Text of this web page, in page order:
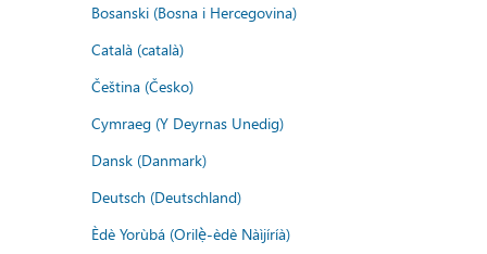
Bosanski (Bosna i Hercegovina)
Català (català)
Čeština (Česko)
Cymraeg (Y Deyrnas Unedig)
Dansk (Danmark)
Deutsch (Deutschland)
Èdè Yorùbá (Orilẹ̀-èdè Nàìjíríà)